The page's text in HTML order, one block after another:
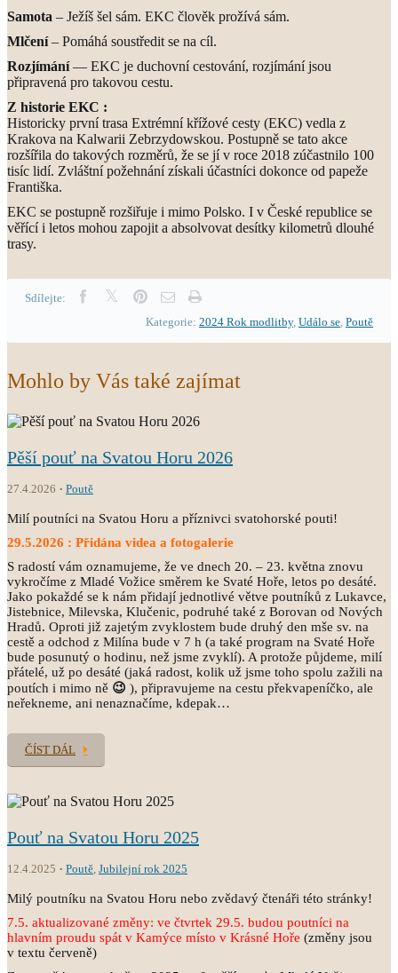
Samota – Ježíš šel sám. EKC člověk prožívá sám.
Mlčení– Pomáhá soustředit se na cíl.
Rozjímání— EKC je duchovní cestování, rozjímání jsou
připravená pro takovou cestu.
Z historie EKC :
Historicky první trasa Extrémní křížové cesty (EKC) vedla z
Krakova na Kalwarii Zebrzydowskou. Postupně se tato akce
rozšířila do takových rozměrů, že se jí v roce 2018 zúčastnilo 100
tisíc lidí. Zvláštní požehnání získali účastníci dokonce od papeže
Františka.
EKC se postupně rozšiřuje i mimo Polsko. I v České republice se
věřící i letos mohou zapojit a absolvovat desítky kilometrů dlouhé
trasy.
Sdílejte:
Kategorie: 2024 Rok modlitby, Událo se, Poutě
Mohlo by Vás také zajímat
Pěší pouť na Svatou Horu 2026
27.4.2026 Poutě
Milí poutníci na Svatou Horu a příznivci svatohorské pouti!
29.5.2026 : Přidána videa a fotogalerie
S radostí vám oznamujeme, že ve dnech 20. – 23. května znovu
vykročíme z Mladé Vožice směrem ke Svaté Hoře, letos po desáté.
Jako pokaždé se k nám přidají jednotlivé větve poutníků z Lukavce,
Jistebnice, Milevska, Klučenic, podruhé také z Borovan od Nových
Hradů. Oproti již zajetým zvyklostem bude druhý den mše sv. na
cestě a odchod z Milína bude v 7 h (a také program na Svaté Hoře
bude posunutý o hodinu, než jsme zvyklí). A protože půjdeme, milí
přátelé, už po desáté (jaká radost, kolik už jsme toho spolu zažili na
poutích i mimo ně 😉 ), připravujeme na cestu překvapeníčko, ale
neřekneme, ani nenaznačíme, kdepak…
ČÍST DÁL
Pouť na Svatou Horu 2025
12.4.2025 Poutě, Jubilejní rok 2025
Milý poutníku na Svatou Horu nebo zvědavý čtenáři této stránky!
7.5. aktualizované změny: ve čtvrtek 29.5. budou poutníci na
hlavním proudu spát v Kamýce místo v Krásné Hoře (změny jsou
v textu červeně)